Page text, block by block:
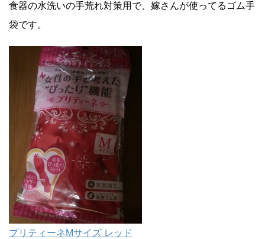
食器の水洗いの手荒れ対策用で、嫁さんが使ってるゴム手
袋です。
プリティーネMサイズ レッド